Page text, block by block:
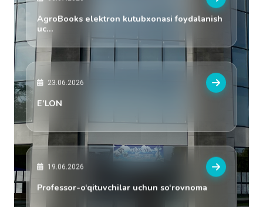
AgroBooks elektron kutubxonasi foydalanish
uc...
23.06.2026
E’LON
19.06.2026
Professor-o‘qituvchilar uchun so‘rovnoma